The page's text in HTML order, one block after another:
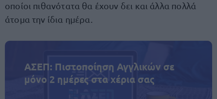
οποίοι πιθανότατα θα έχουν δει και άλλα πολλά
άτομα την ίδια ημέρα.
ΑΣΕΠ: Πιστοποίηση Αγγλικών σε
μόνο 2 ημέρες στα χέρια σας